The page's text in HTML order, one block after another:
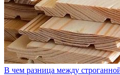
В чем разница между